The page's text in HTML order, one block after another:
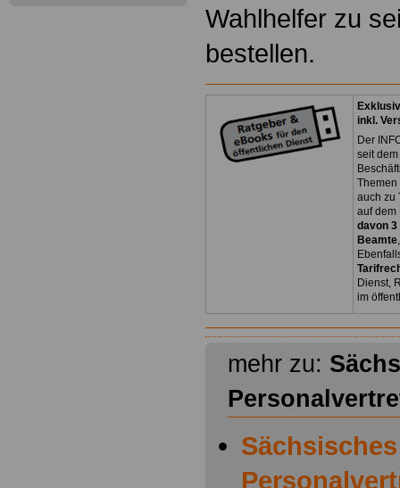
Wahlhelfer zu
bestellen.
inkl.
Der
seit
Themen
auch zu
auf dem
davon 3
Beamte
Dienst,
im
mehr zu:
Sächsisches